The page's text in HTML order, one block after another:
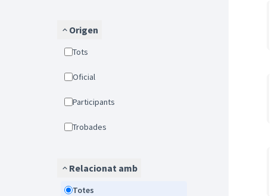
Origen
Tots
Oficial
Participants
Trobades
Relacionat amb
Totes